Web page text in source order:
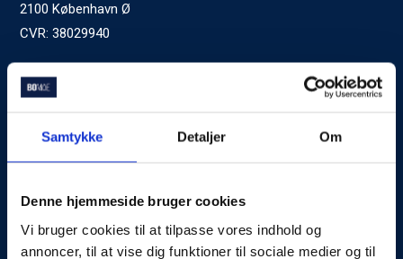
Samtykke Detaljer Om
Denne hjemmeside bruger cookies
Vi bruger cookies til at tilpasse vores indhold og
annoncer, til at vise dig funktioner til sociale medier og til
2100 København Ø
CVR: 38029940
Ved generelle henvendelser kontakt Bomae:
Tlf.72600400 , mandag til fredag 9:00-20:00
Om Bomae